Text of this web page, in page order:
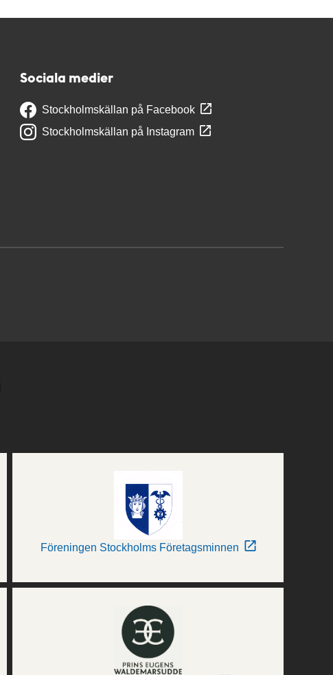
Sociala medier
Stockholmskällan på Facebook
Stockholmskällan på Instagram
Föreningen Stockholms Företagsminnen